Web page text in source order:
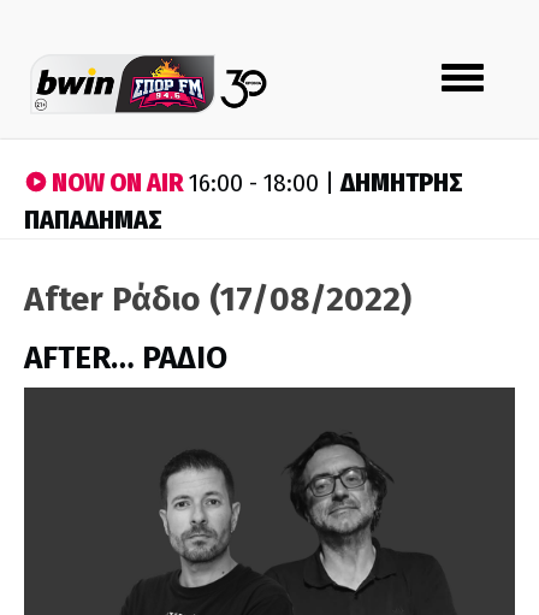
Toggle
navigation
NOW ON AIR16:00 - 18:00 |ΔΗΜΗΤΡΗΣ
ΠΑΠΑΔΗΜΑΣ
After Ράδιο (17/08/2022)
AFTER… ΡΑΔΙΟ